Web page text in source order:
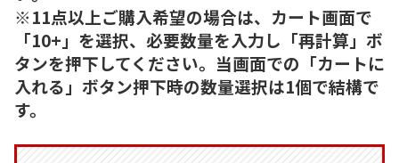
※11点以上ご購入希望の場合は、カート画面で
「10+」を選択、必要数量を入力し「再計算」ボ
タンを押下してください。当画面での「カートに
入れる」ボタン押下時の数量選択は1個で結構で
す。